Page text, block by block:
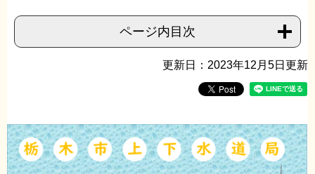
ページ内目次
更新日：2023年12月5日更新